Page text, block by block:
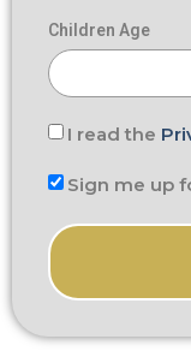
Children Age
I read the
Sign me up